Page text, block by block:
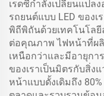
เรดซีกำลังเปลี่ยนแปล
รถยนต์แบบ LED ของ
พิถีพิถันด้วยเทคโนโล
ต่อคุณภาพ ไฟหน้าที่ผ
เหนือกว่าและมีอายุก
ของเราเป็นมิตรกับสิ่ง
หน้าแบบดั้งเดิมถึง